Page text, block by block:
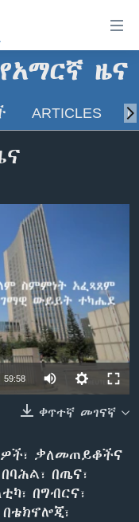
ዜና
ARTICLES
available
59:58
ቀጥተኛ መገናኛ
ቃለመጠይቆችና
በጤና፣
በግብርና፣
በቴክኖሎጂ፣